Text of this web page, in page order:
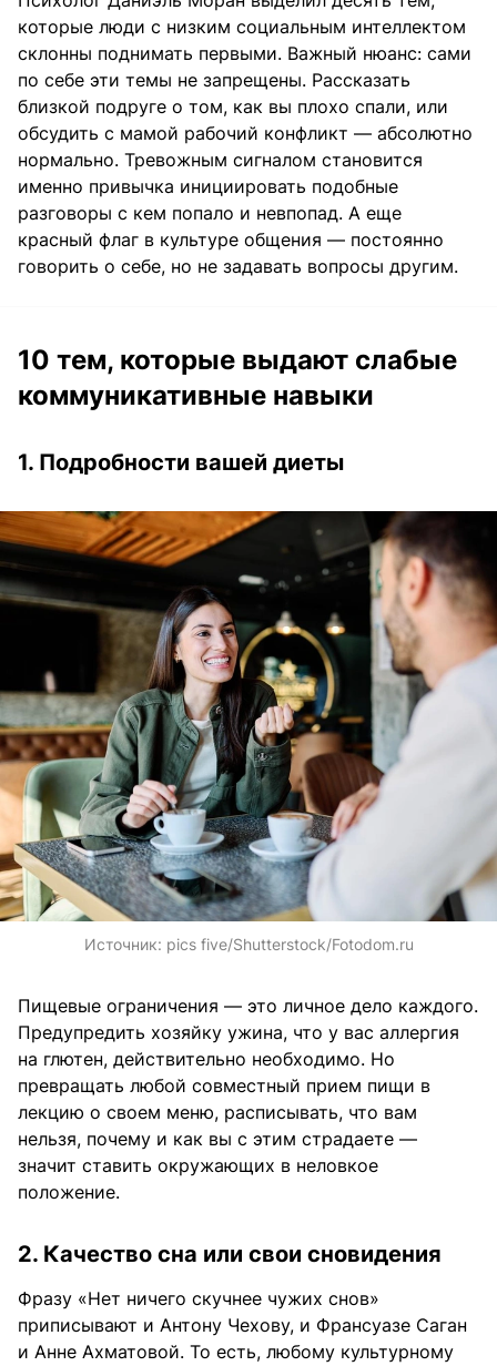
которые люди с низким социальным интеллектом
склонны поднимать первыми. Важный нюанс: сами
по себе эти темы не запрещены. Рассказать
близкой подруге о том, как вы плохо спали, или
обсудить с мамой рабочий конфликт — абсолютно
нормально. Тревожным сигналом становится
именно привычка инициировать подобные
разговоры с кем попало и невпопад. А еще
красный флаг в культуре общения — постоянно
говорить о себе, но не задавать вопросы другим.
10 тем, которые выдают слабые
коммуникативные навыки
1. Подробности вашей диеты
Источник: pics five/Shutterstock/Fotodom.ru
Пищевые ограничения — это личное дело каждого.
Предупредить хозяйку ужина, что у вас аллергия
на глютен, действительно необходимо. Но
превращать любой совместный прием пищи в
лекцию о своем меню, расписывать, что вам
нельзя, почему и как вы с этим страдаете —
значит ставить окружающих в неловкое
положение.
2. Качество сна или свои сновидения
Фразу «Нет ничего скучнее чужих снов»
приписывают и Антону Чехову, и Франсуазе Саган
и Анне Ахматовой. То есть, любому культурному